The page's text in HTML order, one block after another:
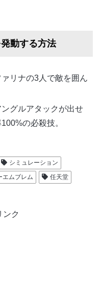
動する方法
リナの3人で敵を囲ん
グルアタックが出せ
の必殺技。
シミュレーション
エムブレム
任天堂
ンク